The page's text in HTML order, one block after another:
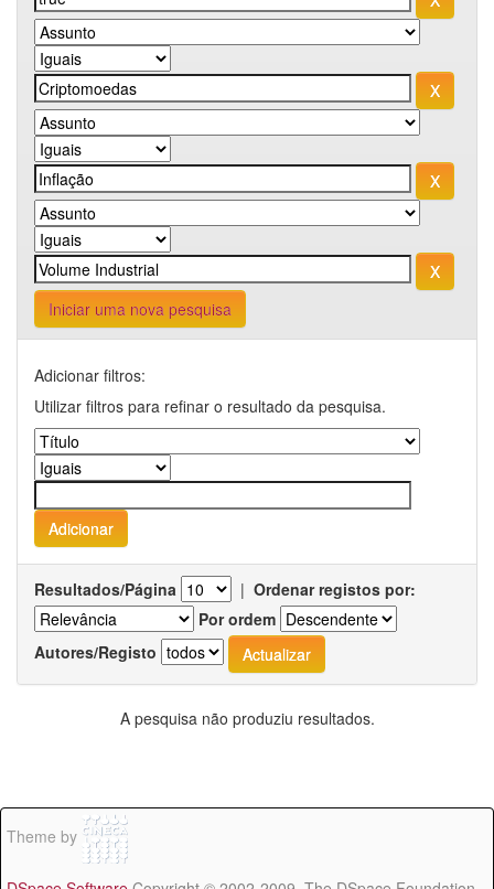
Iniciar uma nova pesquisa
Adicionar filtros:
Utilizar filtros para refinar o resultado da pesquisa.
Resultados/Página | Ordenar registos por:
Por ordem
Autores/Registo
A pesquisa não produziu resultados.
Theme by